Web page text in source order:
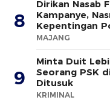
8
Dirikan Nasab
Kampanye,
Kepentingan
MAJANG
9
Minta Duit
Seorang PSK
Ditusuk
KRIMINAL